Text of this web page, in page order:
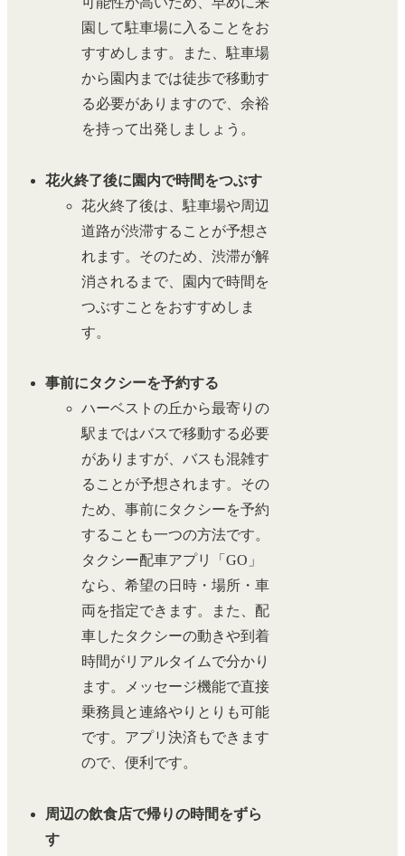
園して駐車場に入ることをお
すすめします。また、駐車場
から園内までは徒歩で移動す
る必要がありますので、余裕
を持って出発しましょう。
花火終了後に園内で時間をつぶす
花火終了後は、駐車場や周辺
道路が渋滞することが予想さ
れます。そのため、渋滞が解
消されるまで、園内で時間を
つぶすことをおすすめしま
す。
事前にタクシーを予約する
ハーベストの丘から最寄りの
駅まではバスで移動する必要
がありますが、バスも混雑す
ることが予想されます。その
ため、事前にタクシーを予約
することも一つの方法です。
タクシー配車アプリ「GO」
なら、希望の日時・場所・車
両を指定できます。また、配
車したタクシーの動きや到着
時間がリアルタイムで分かり
ます。メッセージ機能で直接
乗務員と連絡やりとりも可能
です。アプリ決済もできます
ので、便利です。
周辺の飲食店で帰りの時間をずら
す